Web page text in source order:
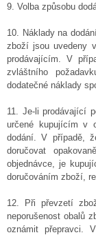
9. Volba způsobu
10. Náklady na
zboží jsou uvedeny
prodávajícím. V
zvláštního
dodatečné náklady
11. Je-li prodávající
určené kupujícím v
dodání. V případě,
doručovat
objednávce, je
doručováním zboží,
12. Při převzetí
neporušenost obalů
oznámit přepravci.